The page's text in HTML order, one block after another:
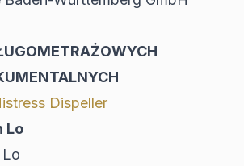
Dispeller
Lo